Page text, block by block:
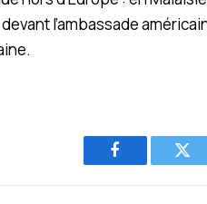
l’ambassade
Facebook